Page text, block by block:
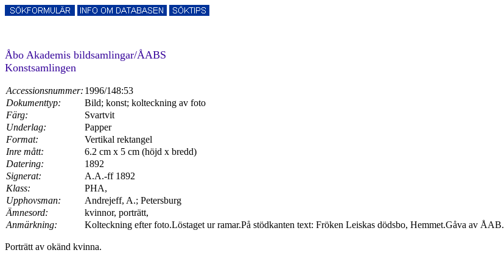
Åbo Akademis bildsamlingar/ÅABS
Konstsamlingen
Accessionsnummer: 1996/148:53
Dokumenttyp:
Bild; konst; kolteckning av foto
Färg:
Svartvit
Underlag:
Papper
Format:
Vertikal rektangel
Inre mått:
6.2 cm x 5 cm (höjd x bredd)
Datering:
1892
Signerat:
A.A.-ff 1892
Klass:
PHA,
Upphovsman:
Andrejeff, A.; Petersburg
Ämnesord:
kvinnor, porträtt,
Anmärkning:
Kolteckning efter foto.Löstaget ur ramar.På stödkanten text: Fröken Leiskas dödsbo, Hemmet.Gåva av ÅAB.
Porträtt av okänd kvinna.